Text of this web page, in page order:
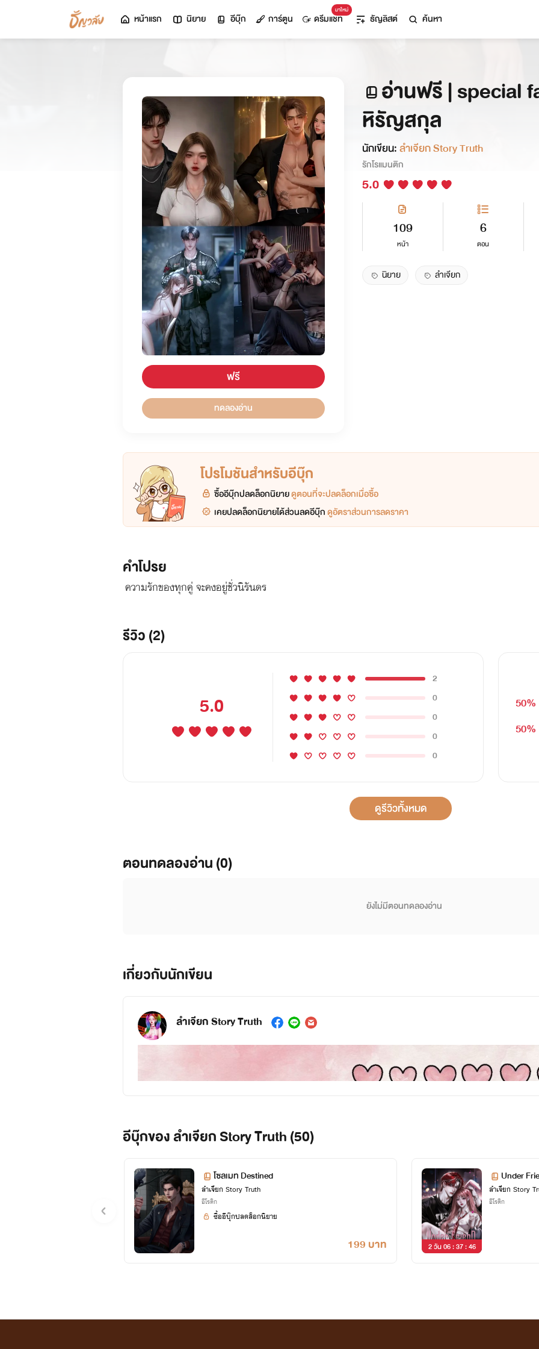
หน้าแรก นิยาย อีบุ๊ก การ์ตูน
มาใหม่
ดรีมแชท ธัญลิสต์ ค้นหา
ฟรี
ทดลองอ่าน
อ่านฟรี | special
หิรัญสกุล
นักเขียน:ลำเจียก Story Truth
รักโรแมนติก
5.0
109
หน้า
6
ตอน
นิยาย ลำเจียก
โปรโมชันสำหรับอีบุ๊ก
ซื้ออีบุ๊กปลดล็อกนิยายดูตอนที่จะปลดล็อกเมื่อซื้อ
เคยปลดล็อกนิยายได้ส่วนลดอีบุ๊กดูอัตราส่วนการลดราคา
คำโปรย
ความรักของทุกคู่ จะคงอยู่ชั่วนิรันดร
รีวิว (2)
5.0
2
0
0
0
0
50%
50%
ดูรีวิวทั้งหมด
ตอนทดลองอ่าน (0)
ยังไม่มีตอนทดลองอ่าน
เกี่ยวกับนักเขียน
ลำเจียก Story Truth
อีบุ๊กของ ลำเจียก Story Truth (50)
โซลเมท Destined
ลำเจียก Story Truth
อีโรติก
199 บาท
ซื้ออีบุ๊กปลดล็อกนิยาย
2 วัน 06 : 37 : 45
Under
ลำเจียก Story
อีโรติก